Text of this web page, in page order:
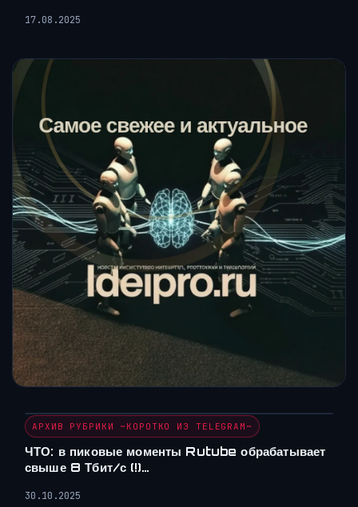
17.08.2025
АРХИВ РУБРИКИ ~КОРОТКО ИЗ TELEGRAM~
ЧТО: в пиковые моменты Rutube обрабатывает
свыше 8 Тбит/с (!)…
30.10.2025